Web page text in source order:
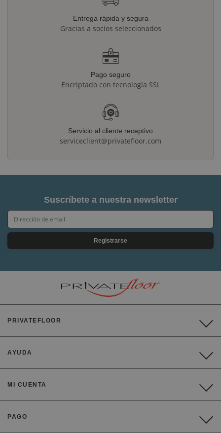
Entrega rápida y segura
Gracias a socios seleccionados
Pago seguro
Encriptado con tecnología SSL
Servicio al cliente receptivo
serviceclient@privatefloor.com
Suscríbete a nuestra newsletter
Registrarse
PRIVATEFLOOR
AYUDA
MI CUENTA
PAGO